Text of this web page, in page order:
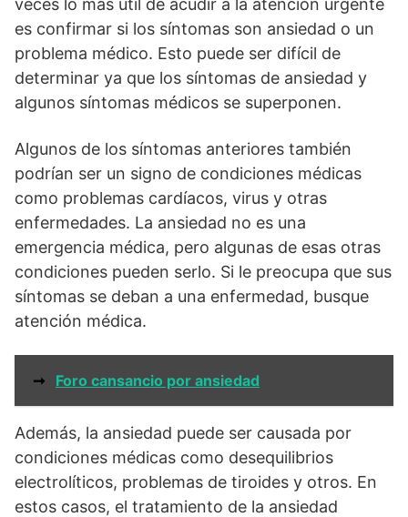
veces lo más útil de acudir a la atención urgente
es confirmar si los síntomas son ansiedad o un
problema médico. Esto puede ser difícil de
determinar ya que los síntomas de ansiedad y
algunos síntomas médicos se superponen.
Algunos de los síntomas anteriores también
podrían ser un signo de condiciones médicas
como problemas cardíacos, virus y otras
enfermedades. La ansiedad no es una
emergencia médica, pero algunas de esas otras
condiciones pueden serlo. Si le preocupa que sus
síntomas se deban a una enfermedad, busque
atención médica.
➞ Foro cansancio por ansiedad
Además, la ansiedad puede ser causada por
condiciones médicas como desequilibrios
electrolíticos, problemas de tiroides y otros. En
estos casos, el tratamiento de la ansiedad